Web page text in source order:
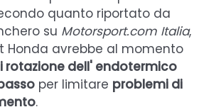
quanto riportato da
su Motorsport.com Italia,
Honda avrebbe al momento
rotazione dell' endotermico
per limitare problemi di
.